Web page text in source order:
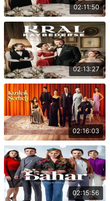
02:11:50
02:13:27
02:16:03
02:15:56